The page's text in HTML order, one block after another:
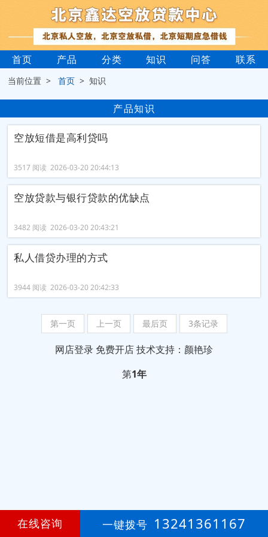
首页 产品 分类 知识 问答 联系
当前位置 >首页 > 知识
产品知识
空放短借是高利贷吗
3517 阅读 2026-03-20 20:44:13
空放贷款与银行贷款的优缺点
3482 阅读 2026-03-20 20:43:21
私人借贷办理的方式
3944 阅读 2026-03-20 20:42:33
第一页 上一页 最后页 3条记录
网店登录 免费开店技术支持：颜艳珍
第1年
在线咨询 一键拨号 13241361167